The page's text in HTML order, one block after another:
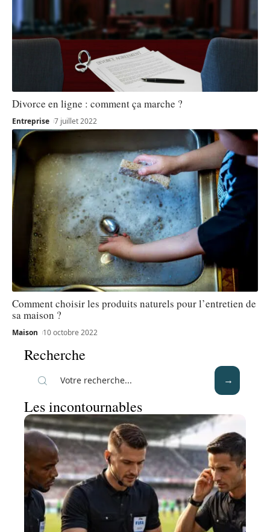
Divorce en ligne : comment ça marche ?
Entreprise 7 juillet 2022
Comment choisir les produits naturels pour l’entretien de
sa maison ?
Maison 10 octobre 2022
Recherche
Les incontournables